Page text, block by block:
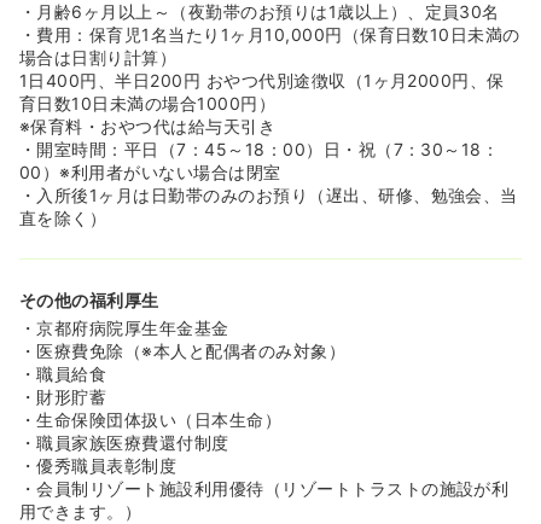
・月齢6ヶ月以上～（夜勤帯のお預りは1歳以上）、定員30名
・費用：保育児1名当たり1ヶ月10,000円（保育日数10日未満の
場合は日割り計算）
1日400円、半日200円 おやつ代別途徴収（1ヶ月2000円、保
育日数10日未満の場合1000円）
※保育料・おやつ代は給与天引き
・開室時間：平日（7：45～18：00）日・祝（7：30～18：
00）※利用者がいない場合は閉室
・入所後1ヶ月は日勤帯のみのお預り（遅出、研修、勉強会、当
直を除く）
その他の福利厚生
・京都府病院厚生年金基金
・医療費免除（※本人と配偶者のみ対象）
・職員給食
・財形貯蓄
・生命保険団体扱い（日本生命）
・職員家族医療費還付制度
・優秀職員表彰制度
・会員制リゾート施設利用優待（リゾートトラストの施設が利
用できます。）